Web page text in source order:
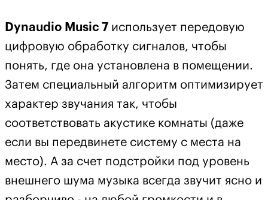
Dynaudio Music 7 использует передовую
цифровую обработку сигналов, чтобы
понять, где она установлена в помещении.
Затем специальный алгоритм оптимизирует
характер звучания так, чтобы
соответствовать акустике комнаты (даже
если вы передвинете систему с места на
место). А за счет подстройки под уровень
внешнего шума музыка всегда звучит ясно и